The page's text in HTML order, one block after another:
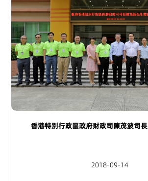
香港特別行政區政府財政司陳茂波司
2018-09-14